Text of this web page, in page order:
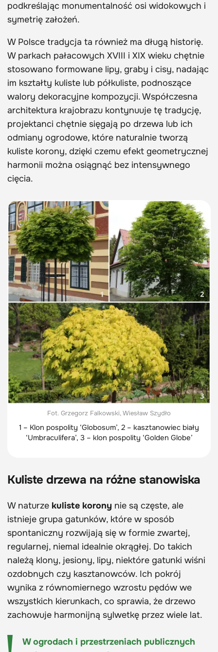
podkreślając monumentalność osi widokowych i
symetrię założeń.
W Polsce tradycja ta również ma długą historię.
W parkach pałacowych XVIII i XIX wieku chętnie
stosowano formowane lipy, graby i cisy, nadając
im kształty kuliste lub półkuliste, podnoszące
walory dekoracyjne kompozycji. Współczesna
architektura krajobrazu kontynuuje tę tradycję,
projektanci chętnie sięgają po drzewa lub ich
odmiany ogrodowe, które naturalnie tworzą
kuliste korony, dzięki czemu efekt geometrycznej
harmonii można osiągnąć bez intensywnego
cięcia.
Fot. Grzegorz Falkowski, Wiesław Szydło
1 – Klon pospolity ‘Globosum’, 2 – kasztanowiec biały
‘Umbraculifera’, 3 – klon pospolity ‘Golden Globe’
Kuliste drzewa na różne stanowiska
W naturze kuliste korony nie są częste, ale
istnieje grupa gatunków, które w sposób
spontaniczny rozwijają się w formie zwartej,
regularnej, niemal idealnie okrągłej. Do takich
należą klony, jesiony, lipy, niektóre gatunki wiśni
ozdobnych czy kasztanowców. Ich pokrój
wynika z równomiernego wzrostu pędów we
wszystkich kierunkach, co sprawia, że drzewo
zachowuje harmonijną sylwetkę przez wiele lat.
W ogrodach i przestrzeniach publicznych